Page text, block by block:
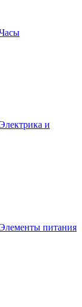
и
питания